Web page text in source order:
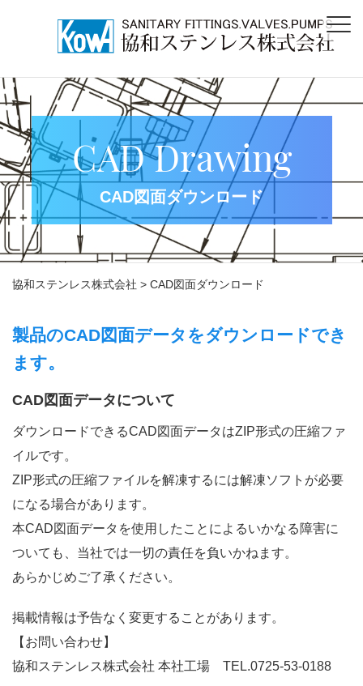
CAD Drawing
CAD図面ダウンロード
協和ステンレス株式会社 > CAD図面ダウンロード
製品のCAD図面データをダウンロードでき
ます。
CAD図面データについて
ダウンロードできるCAD図面データはZIP形式の圧縮ファ
イルです。
ZIP形式の圧縮ファイルを解凍するには解凍ソフトが必要
になる場合があります。
本CAD図面データを使用したことによるいかなる障害に
ついても、当社では一切の責任を負いかねます。
あらかじめご了承ください。
掲載情報は予告なく変更することがあります。
【お問い合わせ】
協和ステンレス株式会社 本社工場 TEL.0725-53-0188